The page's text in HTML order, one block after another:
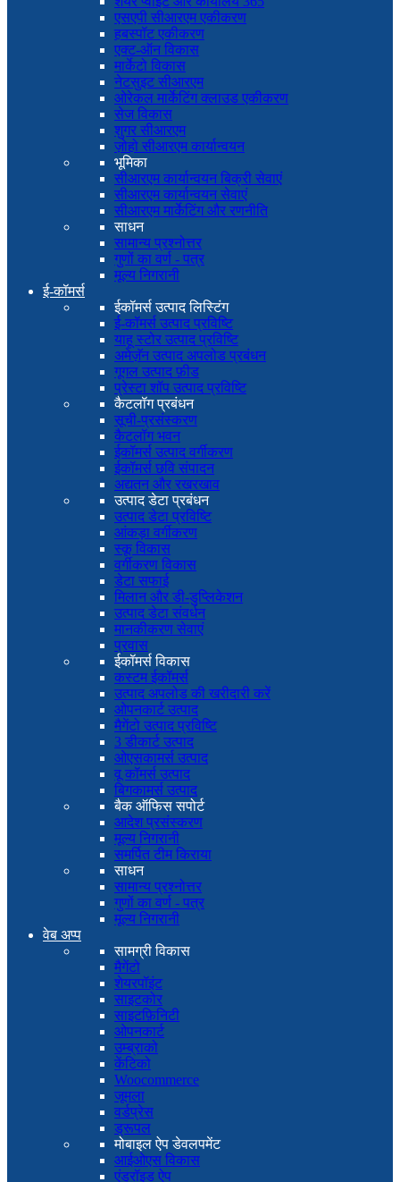
एसएपी सीआरएम एकीकरण
हबस्पॉट एकीकरण
एक्ट-ऑन विकास
मार्केटो विकास
नेटसुइट सीआरएम
ओरेकल मार्केटिंग क्लाउड एकीकरण
सेज विकास
शुगर सीआरएम
ज़ोहो सीआरएम कार्यान्वयन
भूमिका
सीआरएम कार्यान्वयन बिक्री सेवाएं
सीआरएम कार्यान्वयन सेवाएं
सीआरएम मार्केटिंग और रणनीति
साधन
सामान्य प्रश्नोत्तर
गुणों का वर्ण - पत्र
मूल्य निगरानी
ई-कॉमर्स
ईकॉमर्स उत्पाद लिस्टिंग
ई-कॉमर्स उत्पाद प्रविष्टि
याहू स्टोर उत्पाद प्रविष्टि
अमेज़ॅन उत्पाद अपलोड प्रबंधन
गूगल उत्पाद फ़ीड
प्रेस्टा शॉप उत्पाद प्रविष्टि
कैटलॉग प्रबंधन
सूची-प्रसंस्करण
कैटलॉग भवन
ईकॉमर्स उत्पाद वर्गीकरण
ईकॉमर्स छवि संपादन
अद्यतन और रखरखाव
उत्पाद डेटा प्रबंधन
उत्पाद डेटा प्रविष्टि
आंकड़ा वर्गीकरण
स्कू विकास
वर्गीकरण विकास
डेटा सफाई
मिलान और डी-डुप्लिकेशन
उत्पाद डेटा संवर्धन
मानकीकरण सेवाएं
प्रवास
ईकॉमर्स विकास
कस्टम ईकॉमर्स
उत्पाद अपलोड की खरीदारी करें
ओपनकार्ट उत्पाद
मैगेंटो उत्पाद प्रविष्टि
3 डीकार्ट उत्पाद
ओएसकामर्स उत्पाद
वू कॉमर्स उत्पाद
बिगकामर्स उत्पाद
बैक ऑफिस सपोर्ट
आदेश प्रसंस्करण
मूल्य निगरानी
समर्पित टीम किराया
साधन
सामान्य प्रश्नोत्तर
गुणों का वर्ण - पत्र
मूल्य निगरानी
वेब अप्प
सामग्री विकास
मैगेंटो
शेयरपॉइंट
साइटकोर
साइटफ़िनिटी
ओपनकार्ट
उम्ब्राको
केंटिको
Woocommerce
जूमला
वर्डप्रेस
ड्रूपल
मोबाइल ऐप डेवलपमेंट
आईओएस विकास
एंड्रॉइड ऐप